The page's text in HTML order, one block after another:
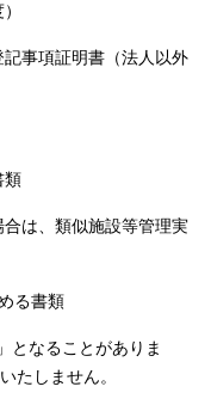
記事項証明書（法人以外
類
合は、類似施設等管理実
る書類
となることがありま
たしません。